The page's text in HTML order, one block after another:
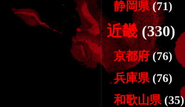
静岡県(71)
近畿(330)
京都府(76)
兵庫県 (76)
和歌山県 (35)